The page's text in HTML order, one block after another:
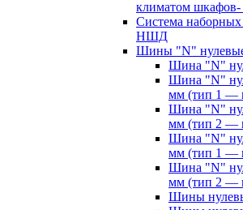
климатом шкафов-
Система
НШД
Шины "N"
Шина "N"
Шина "N"
мм (тип 1 —
Шина "N"
мм (тип 2 —
Шина "N"
мм (тип 1 —
Шина "N"
мм (тип 2 —
Шины